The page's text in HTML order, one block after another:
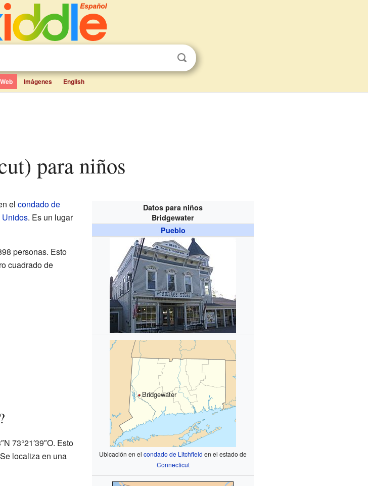
Web Imágenes English
para niños
Datos para niños
Bridgewater
Pueblo
Bridgewater
Ubicación en elcondado de Litchfield en el estado de
Connecticut
el condado de
Unidos. Es un lugar
personas. Esto
cuadrado de
73°21′39″O. Esto
localiza en una